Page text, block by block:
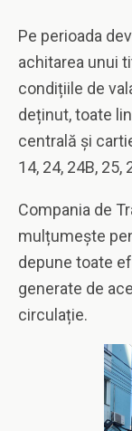
Pe perioada
achitarea unui
condițiile de
deținut, toate
centrală și
14, 24, 24B, 25,
Compania de
mulțumește
depune toate
generate de
circulație.